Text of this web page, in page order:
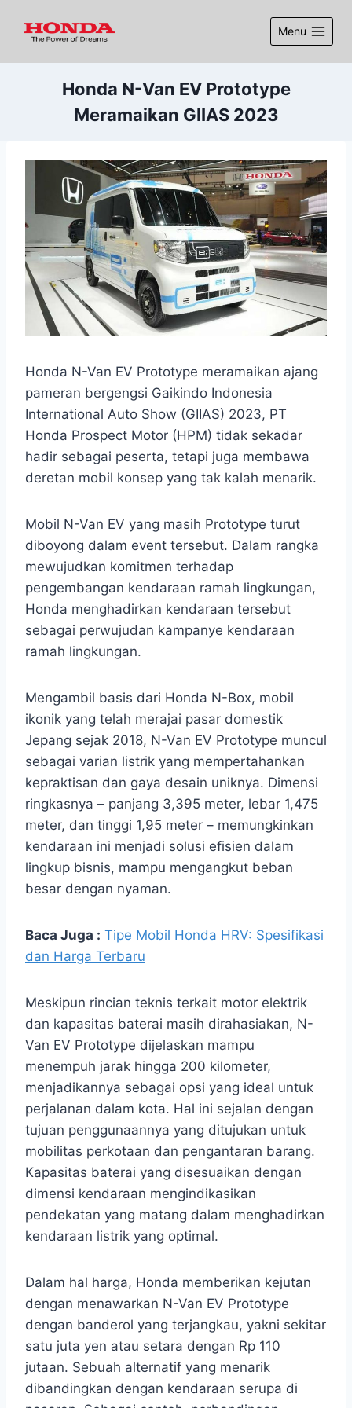
Menu
Honda N-Van EV Prototype
Meramaikan GIIAS 2023
Honda N-Van EV Prototype meramaikan ajang
pameran bergengsi Gaikindo Indonesia
International Auto Show (GIIAS) 2023, PT
Honda Prospect Motor (HPM) tidak sekadar
hadir sebagai peserta, tetapi juga membawa
deretan mobil konsep yang tak kalah menarik.
Mobil N-Van EV yang masih Prototype turut
diboyong dalam event tersebut. Dalam rangka
mewujudkan komitmen terhadap
pengembangan kendaraan ramah lingkungan,
Honda menghadirkan kendaraan tersebut
sebagai perwujudan kampanye kendaraan
ramah lingkungan.
Mengambil basis dari Honda N-Box, mobil
ikonik yang telah merajai pasar domestik
Jepang sejak 2018, N-Van EV Prototype muncul
sebagai varian listrik yang mempertahankan
kepraktisan dan gaya desain uniknya. Dimensi
ringkasnya – panjang 3,395 meter, lebar 1,475
meter, dan tinggi 1,95 meter – memungkinkan
kendaraan ini menjadi solusi efisien dalam
lingkup bisnis, mampu mengangkut beban
besar dengan nyaman.
Baca Juga : Tipe Mobil Honda HRV: Spesifikasi
dan Harga Terbaru
Meskipun rincian teknis terkait motor elektrik
dan kapasitas baterai masih dirahasiakan, N-
Van EV Prototype dijelaskan mampu
menempuh jarak hingga 200 kilometer,
menjadikannya sebagai opsi yang ideal untuk
perjalanan dalam kota. Hal ini sejalan dengan
tujuan penggunaannya yang ditujukan untuk
mobilitas perkotaan dan pengantaran barang.
Kapasitas baterai yang disesuaikan dengan
dimensi kendaraan mengindikasikan
pendekatan yang matang dalam menghadirkan
kendaraan listrik yang optimal.
Dalam hal harga, Honda memberikan kejutan
dengan menawarkan N-Van EV Prototype
dengan banderol yang terjangkau, yakni sekitar
satu juta yen atau setara dengan Rp 110
jutaan. Sebuah alternatif yang menarik
dibandingkan dengan kendaraan serupa di